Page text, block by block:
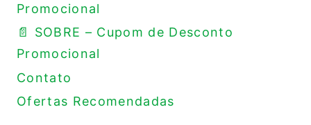
Promocional
📄 SOBRE – Cupom de Desconto
Promocional
Contato
Ofertas Recomendadas